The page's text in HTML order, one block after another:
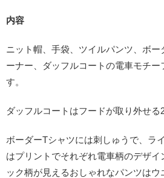
内容
ニット帽、手袋、ツイルパンツ、ボー
ーナー、ダッフルコートの電車モチ
す。
ダッフルコートはフードが取り外せる
ボーダーTシャツには刺しゅうで、ラ
はプリントでそれぞれ電車柄のデザイ
ック柄が見えるおしゃれなパンツは